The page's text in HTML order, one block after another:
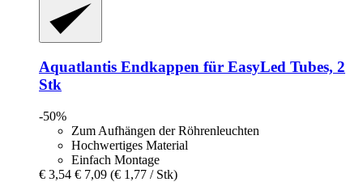
Aquatlantis Endkappen für EasyLed Tubes, 2
Stk
-50%
Zum Aufhängen der Röhrenleuchten
Hochwertiges Material
Einfach Montage
€ 3,54 € 7,09 (€ 1,77 / Stk)